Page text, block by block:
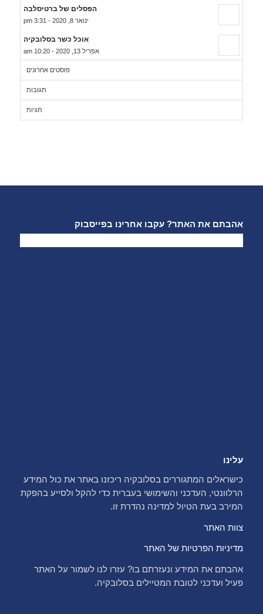
הפסלים של ברטיסלבה
ינואר 8, 2020 - 3:31 pm
אוכל כשר בסלובקיה
אפריל 13, 2020 - 10:20 am
פוסטים אחרונים
תגובות
תגיות
אהבתם את האתר? עקבו אחרינו בפייסבוק
עלינו
כישראלים המתגוררים בסלובקיה ריכזנו באתר את כול המידע
הרלוונטי, העדכני והשימושי בעברית כדי להקל ולסייע בהפקת
המירב בעת הטיול למדינה נהדרת זו.
צוות האתר
מדיניות הפרטיות של האתר
אהבתם את המידע ונעזרתם בו? עזרו לנו לשמור על האתר
פעיל ועדכני לטובת המטיילים בסלובקיה.